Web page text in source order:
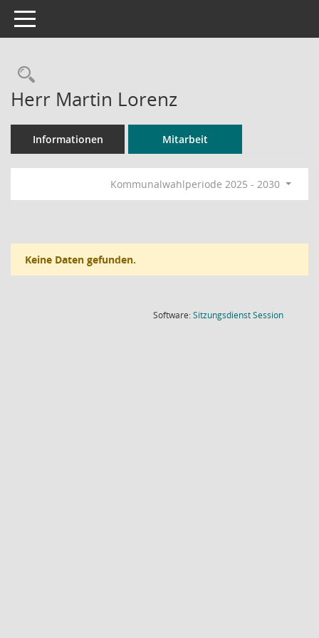
Toggle navigation
Rechercheauswahl
Herr Martin Lorenz
Informationen Mitarbeit
Kommunalwahlperiode 2025 - 2030
Keine Daten gefunden.
Software:SitzungsdienstSession(Wird in